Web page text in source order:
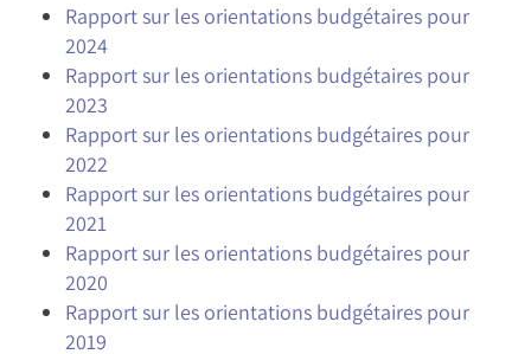
Rapport sur les orientations budgétaires pour
2024
Rapport sur les orientations budgétaires pour
2023
Rapport sur les orientations budgétaires pour
2022
Rapport sur les orientations budgétaires pour
2021
Rapport sur les orientations budgétaires pour
2020
Rapport sur les orientations budgétaires pour
2019